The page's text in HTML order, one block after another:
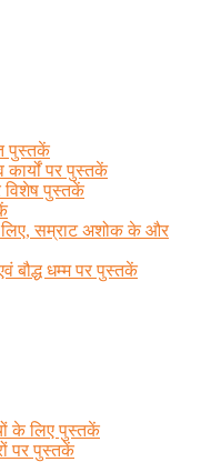
पुस्तकें
पर पुस्तकें
विशेष पुस्तकें
लिए, सम्राट अशोक के और
बौद्ध धम्म पर पुस्तकें
के लिए पुस्तकें
पर पुस्तकें